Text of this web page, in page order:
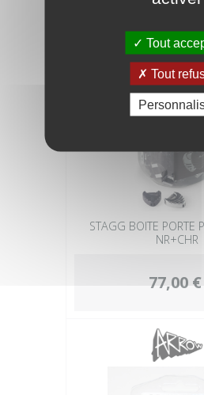
STAGG BOITE PORTE
NR+CHR
77,00 €
Tout
Tout